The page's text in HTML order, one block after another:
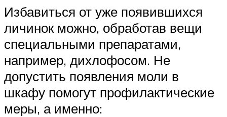
Избавиться от уже появившихся
личинок можно, обработав вещи
специальными препаратами,
например, дихлофосом. Не
допустить появления моли в
шкафу помогут профилактические
меры, а именно: